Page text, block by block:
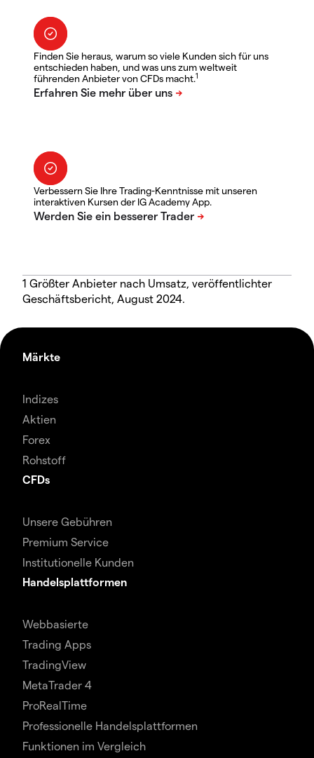
Finden Sie heraus, warum so viele Kunden sich für uns
entschieden haben, und was uns zum weltweit
führenden Anbieter von CFDs macht.1
Verbessern Sie Ihre Trading-Kenntnisse mit unseren
interaktiven Kursen der IG Academy App.
1 Größter Anbieter nach Umsatz, veröffentlichter
Geschäftsbericht, August 2024.
Märkte
Indizes
Aktien
Forex
Rohstoff
CFDs
Unsere Gebühren
Premium Service
Institutionelle Kunden
Handelsplattformen
Webbasierte
Trading Apps
TradingView
MetaTrader 4
ProRealTime
Professionelle Handelsplattformen
Funktionen im Vergleich